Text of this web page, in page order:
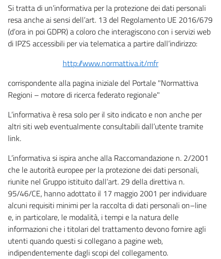
Si tratta di un’informativa per la protezione dei dati personali
resa anche ai sensi dell’art. 13 del Regolamento UE 2016/679
(d’ora in poi GDPR) a coloro che interagiscono con i servizi web
di IPZS accessibili per via telematica a partire dall’indirizzo:
http://www.normattiva.it/mfr
corrispondente alla pagina iniziale del Portale "Normattiva
Regioni – motore di ricerca federato regionale"
L’informativa è resa solo per il sito indicato e non anche per
altri siti web eventualmente consultabili dall’utente tramite
link.
L’informativa si ispira anche alla Raccomandazione n. 2/2001
che le autorità europee per la protezione dei dati personali,
riunite nel Gruppo istituito dall’art. 29 della direttiva n.
95/46/CE, hanno adottato il 17 maggio 2001 per individuare
alcuni requisiti minimi per la raccolta di dati personali on–line
e, in particolare, le modalità, i tempi e la natura delle
informazioni che i titolari del trattamento devono fornire agli
utenti quando questi si collegano a pagine web,
indipendentemente dagli scopi del collegamento.